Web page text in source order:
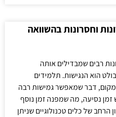
וחסרונות בהשוואה
רבים שמבדילים אותה
הוא הנגישות. תלמידים
מקום, דבר שמאפשר גמישות רבה
נסיעה, מה שמפנה זמן נוסף
הרחב של כלים טכנולוגיים שניתן